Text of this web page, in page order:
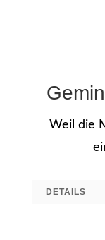
Weil die
DETAILS